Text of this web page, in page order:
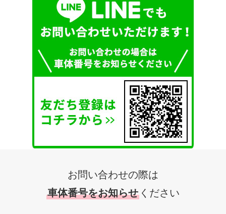
お問い合わせの際は
車体番号をお知らせ ください